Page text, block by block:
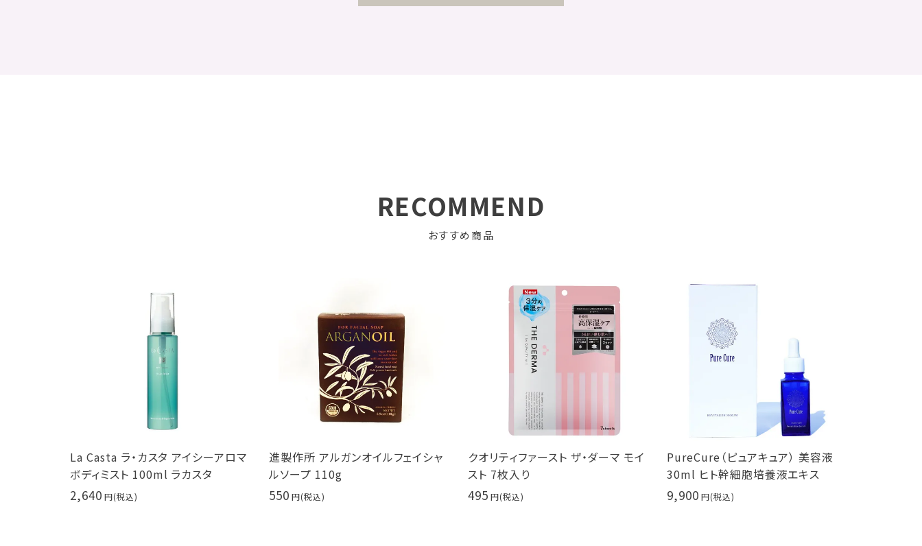
RECOMMEND
おすすめ商品
La Casta ラ・カスタ アイシーアロマ
ボディミスト 100ml ラカスタ
2,640
進製作所 アルガンオイルフェイシャ
ルソープ 110g
550
クオリティファースト ザ・ダーマ モイ
スト 7枚入り
495
PureCure（ピュアキュア） 美容液
30ml ヒト幹細胞培養液エキス
9,900